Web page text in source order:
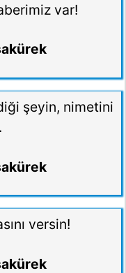
var!
şeyin, nimetini
versin!